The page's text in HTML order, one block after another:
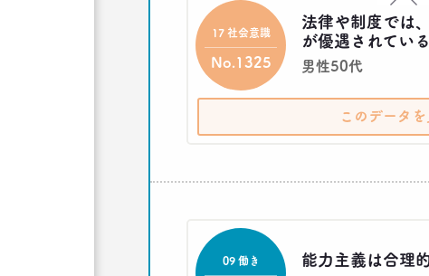
法律や制度では
が優遇されてい
男性50代
17 社会意識
No.1325
このデータを
能力主義は合理
09 働き